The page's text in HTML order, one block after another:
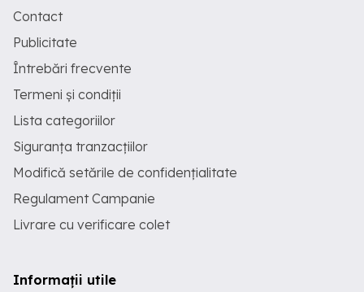
Contact
Publicitate
Întrebări frecvente
Termeni și condiții
Lista categoriilor
Siguranța tranzacțiilor
Modifică setările de confidențialitate
Regulament Campanie
Livrare cu verificare colet
Informații utile